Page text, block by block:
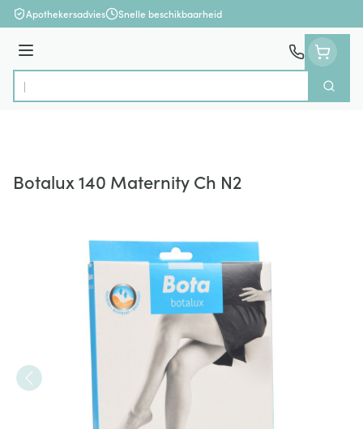
Ga naar de inhoud
Apothekersadvies Snelle beschikbaarheid
Menu
Product, merk, categorie...
Zoek
Botalux 140 Maternity Ch N2